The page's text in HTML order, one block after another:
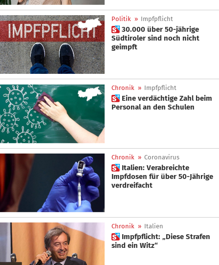
Politik » Impfpflicht
 30.000 über 50-jährige
Südtiroler sind noch nicht
geimpft
Chronik » Impfpflicht
 Eine verdächtige Zahl beim
Personal an den Schulen
Chronik » Coronavirus
 Italien: Verabreichte
Impfdosen für über 50-Jährige
verdreifacht
Chronik » Italien
 Impfpflicht: „Diese Strafen
sind ein Witz“